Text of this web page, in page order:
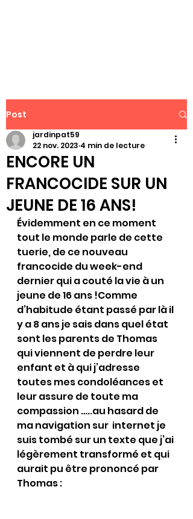
Post
ENCORE UN
FRANCOCIDE SUR UN
JEUNE DE 16 ANS!
jardinpat59
22 nov. 2023 4 min de lecture
Évidemment en ce moment
tout le monde parle de cette
tuerie, de ce nouveau
francocide du week-end
dernier qui a couté la vie à un
jeune de 16 ans !Comme
d’habitude étant passé par là il
y a 8 ans je sais dans quel état
sont les parents de Thomas
qui viennent de perdre leur
enfant et à qui j’adresse
toutes mes condoléances et
leur assure de toute ma
compassion …..au hasard de
ma navigation sur  internet je
suis tombé sur un texte que j’ai
légèrement transformé et qui
aurait pu être prononcé par
Thomas :